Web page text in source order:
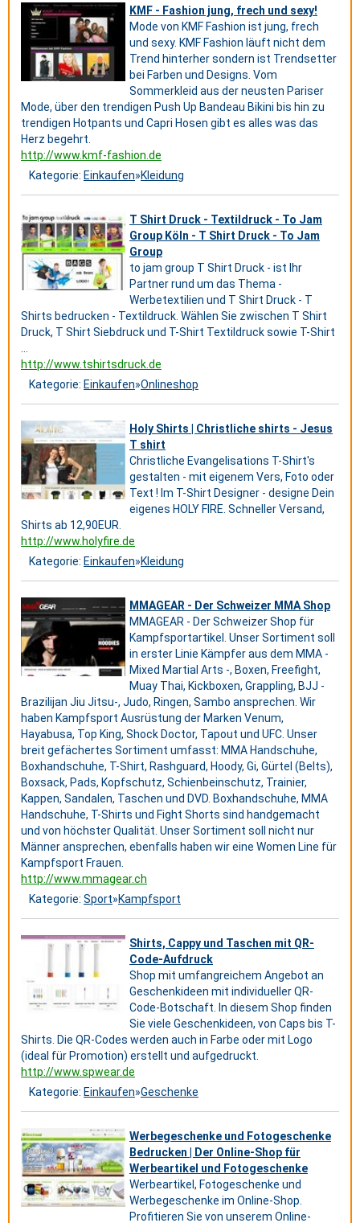
KMF - Fashion jung, frech und sexy!
Mode von KMF Fashion ist jung, frech
und sexy. KMF Fashion läuft nicht dem
Trend hinterher sondern ist Trendsetter
bei Farben und Designs. Vom
Sommerkleid aus der neusten Pariser
Mode, über den trendigen Push Up Bandeau Bikini bis hin zu
trendigen Hotpants und Capri Hosen gibt es alles was das
Herz begehrt.
http://www.kmf-fashion.de
Kategorie: Einkaufen»Kleidung
T Shirt Druck - Textildruck - To Jam
Group Köln - T Shirt Druck - To Jam
Group
to jam group T Shirt Druck - ist Ihr
Partner rund um das Thema -
Werbetextilien und T Shirt Druck - T
Shirts bedrucken - Textildruck. Wählen Sie zwischen T Shirt
Druck, T Shirt Siebdruck und T-Shirt Textildruck sowie T-Shirt
http://www.tshirtsdruck.de
Kategorie: Einkaufen»Onlineshop
Holy Shirts | Christliche shirts - Jesus
T shirt
Christliche Evangelisations T-Shirt's
gestalten - mit eigenem Vers, Foto oder
Text ! Im T-Shirt Designer - designe Dein
eigenes HOLY FIRE. Schneller Versand,
Shirts ab 12,90EUR.
http://www.holyfire.de
Kategorie: Einkaufen»Kleidung
MMAGEAR - Der Schweizer MMA Shop
MMAGEAR - Der Schweizer Shop für
Kampfsportartikel. Unser Sortiment soll
in erster Linie Kämpfer aus dem MMA -
Mixed Martial Arts -, Boxen, Freefight,
Muay Thai, Kickboxen, Grappling, BJJ -
Brazilijan Jiu Jitsu-, Judo, Ringen, Sambo ansprechen. Wir
haben Kampfsport Ausrüstung der Marken Venum,
Hayabusa, Top King, Shock Doctor, Tapout und UFC. Unser
breit gefächertes Sortiment umfasst: MMA Handschuhe,
Boxhandschuhe, T-Shirt, Rashguard, Hoody, Gi, Gürtel (Belts),
Boxsack, Pads, Kopfschutz, Schienbeinschutz, Trainier,
Kappen, Sandalen, Taschen und DVD. Boxhandschuhe, MMA
Handschuhe, T-Shirts und Fight Shorts sind handgemacht
und von höchster Qualität. Unser Sortiment soll nicht nur
Männer ansprechen, ebenfalls haben wir eine Women Line für
Kampfsport Frauen.
http://www.mmagear.ch
Kategorie: Sport»Kampfsport
Shirts, Cappy und Taschen mit QR-
Code-Aufdruck
Shop mit umfangreichem Angebot an
Geschenkideen mit individueller QR-
Code-Botschaft. In diesem Shop finden
Sie viele Geschenkideen, von Caps bis T-
Shirts. Die QR-Codes werden auch in Farbe oder mit Logo
(ideal für Promotion) erstellt und aufgedruckt.
http://www.spwear.de
Kategorie: Einkaufen»Geschenke
Werbegeschenke und Fotogeschenke
Bedrucken | Der Online-Shop für
Werbeartikel und Fotogeschenke
Werbeartikel, Fotogeschenke und
Werbegeschenke im Online-Shop.
Profitieren Sie von unserem Online-